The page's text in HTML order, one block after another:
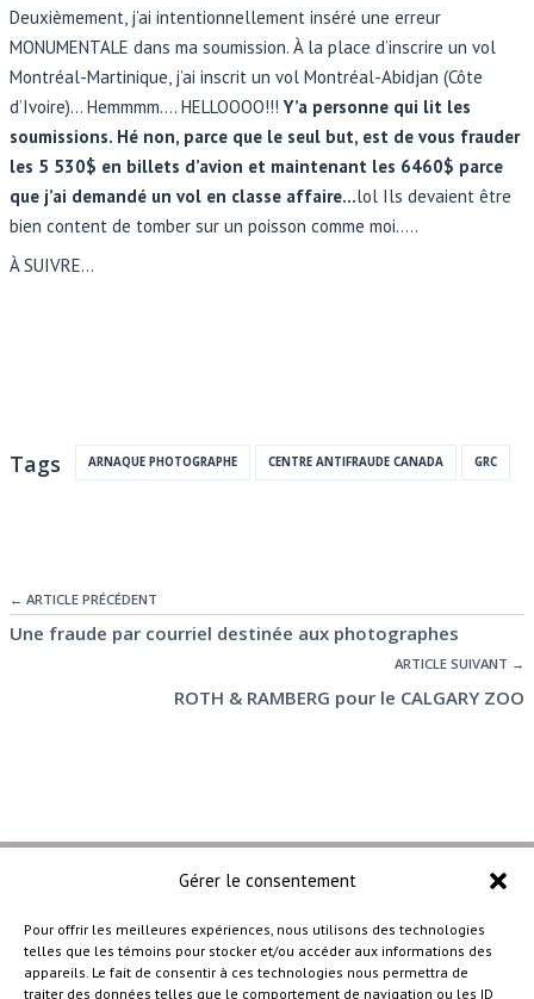
Gérer le consentement
Pour offrir les meilleures expériences, nous utilisons des technologies
telles que les témoins pour stocker et/ou accéder aux informations des
appareils. Le fait de consentir à ces technologies nous permettra de
traiter des données telles que le comportement de navigation ou les ID
Deuxièmement, j’ai intentionnellement inséré une erreur
MONUMENTALE dans ma soumission. À la place d’inscrire un vol
Montréal-Martinique, j’ai inscrit un vol Montréal-Abidjan (Côte
d’Ivoire)… Hemmmm…. HELLOOOO!!!Y’a personne qui lit les
soumissions. Hé non, parce que le seul but, est de vous frauder
les 5 530$ en billets d’avion et maintenant les 6460$ parce
que j’ai demandé un vol en classe affaire…lol Ils devaient être
bien content de tomber sur un poisson comme moi…..
À SUIVRE…
Tags ARNAQUE PHOTOGRAPHE CENTRE ANTIFRAUDE CANADA GRC
← ARTICLE PRÉCÉDENT
Une fraude par courriel destinée aux photographes
ARTICLE SUIVANT →
ROTH & RAMBERG pour le CALGARY ZOO
–